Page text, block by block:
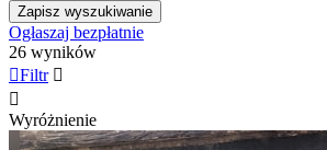
Zapisz wyszukiwanie
Ogłaszaj bezpłatnie
26 wyników
Filtr 

Wyróżnienie